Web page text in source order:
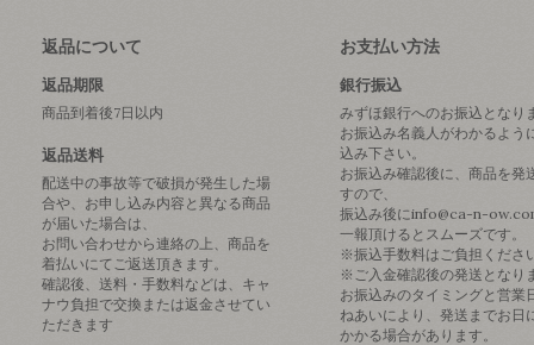
返品について
返品期限
商品到着後7日以内
返品送料
配送中の事故等で破損が発生した場
合や、お申し込み内容と異なる商品
が届いた場合は、
お問い合わせから連絡の上、商品を
着払いにてご返送頂きます。
確認後、送料・手数料などは、キャ
ナウ負担で交換または返金させてい
ただきます
お支払い方法
銀行振込
みずほ銀行へのお振込となり
お振込み名義人がわかるよう
込み下さい。
お振込み確認後に、商品を発
すので、
振込み後にinfo@ca-n-
一報頂けるとスムーズです。
※振込手数料はご負担くださ
※ご入金確認後の発送となり
お振込みのタイミングと営業
ねあいにより、発送までお日
かかる場合があります。